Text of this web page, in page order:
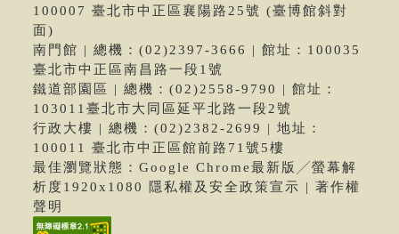
100007 臺北市中正區襄陽路25號 (臺博館斜對
面)
南門館 | 總機：(02)2397-3666 | 館址：100035
臺北市中正區南昌路一段1號
鐵道部園區 | 總機：(02)2558-9790 | 館址：
103011臺北市大同區延平北路一段2號
行政大樓 | 總機：(02)2382-2699 | 地址：
100011 臺北市中正區館前路71號5樓
最佳瀏覽狀態：Google Chrome最新版╱螢幕解
析度1920x1080 隱私權及安全政策宣示 | 著作權
聲明